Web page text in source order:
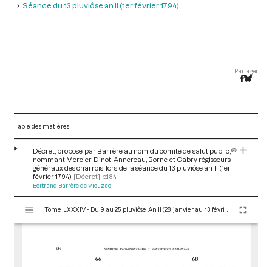
Séance du 13 pluviôse an II (1er février 1794)
Partager
Table des matières
Décret, proposé par Barrère au nom du comité de salut public,
nommant Mercier, Dinot, Annereau, Borne et Gabry régisseurs
généraux des charrois, lors de la séance du 13 pluviôse an II (1er
février 1794) [Décret] p.184
Bertrand Barrère de Vieuzac
s